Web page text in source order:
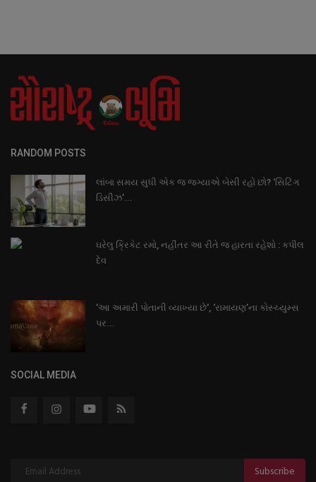
RANDOM POSTS
લાંબા સમય સુધી એક જ જગ્યાએ બેસી રહો છો? ‘સિટિંગ
ડિસીઝ’...
ઘરેલુ ક્રિકેટ રમો, નહીંતર આ રીતે જ હારતા રહેશો : કપીલ
દેવ
'આ અમારી પોતાની વ્યાખ્યા છે', ‘રામાયણ’ના કોસ્ચ્યુમ્સ
પર...
SOCIAL MEDIA
Subscribe